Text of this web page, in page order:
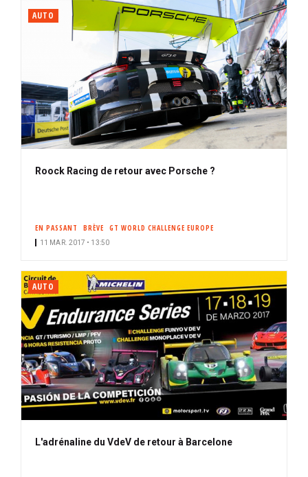
AUTO
Roock Racing de retour avec Porsche ?
EN PASSANT BRÈVE GT WORLD CHALLENGE EUROPE
11 MAR. 2017 • 13:50
AUTO
L'adrénaline du VdeV de retour à Barcelone